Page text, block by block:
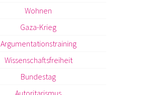
Wohnen
Gaza-Krieg
Argumentationstraining
Wissenschaftsfreiheit
Bundestag